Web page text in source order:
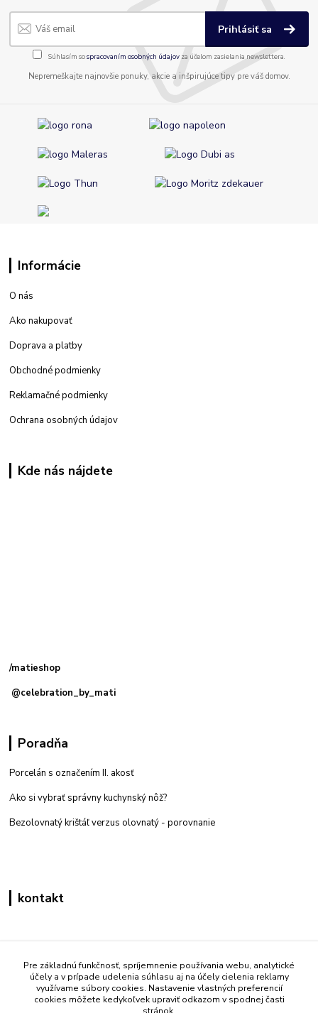
Prihlásiť sa
Súhlasím sospracovaním osobných údajov za účelom zasielania newslettera.
Nepremeškajte najnovšie ponuky, akcie a inšpirujúce tipy pre váš domov.
Informácie
O nás
Ako nakupovať
Doprava a platby
Obchodné podmienky
Reklamačné podmienky
Ochrana osobných údajov
Kde nás nájdete
/matieshop
@celebration_by_mati
Poradňa
Porcelán s označením II. akosť
Ako si vybrať správny kuchynský nôž?
Bezolovnatý krištáľ verzus olovnatý - porovnanie
kontakt
+421 908 861 051
(Po - Pia 7:30-15:30)
info@mati.sk
Pre základnú funkčnosť, spríjemnenie používania webu, analytické
účely a v prípade udelenia súhlasu aj na účely cielenia reklamy
využívame súbory cookies. Nastavenie vlastných preferencií
cookies môžete kedykoľvek upraviť odkazom v spodnej časti